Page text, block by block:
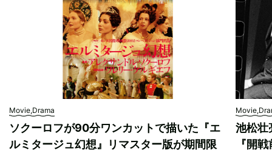
Movie,Drama
ソクーロフが90分ワンカットで描いた『エ
ルミタージュ幻想』リマスター版が期間限
池松壮
『開